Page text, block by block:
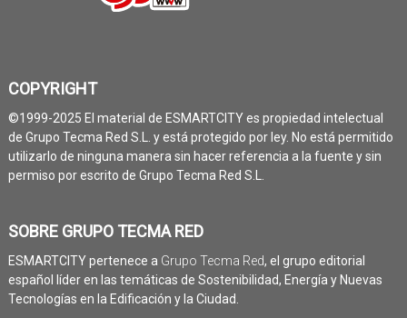
COPYRIGHT
©1999-2025 El material de ESMARTCITY es propiedad intelectual
de Grupo Tecma Red S.L. y está protegido por ley. No está permitido
utilizarlo de ninguna manera sin hacer referencia a la fuente y sin
permiso por escrito de Grupo Tecma Red S.L.
SOBRE GRUPO TECMA RED
ESMARTCITY pertenece a Grupo Tecma Red, el grupo editorial
español líder en las temáticas de Sostenibilidad, Energía y Nuevas
Tecnologías en la Edificación y la Ciudad.